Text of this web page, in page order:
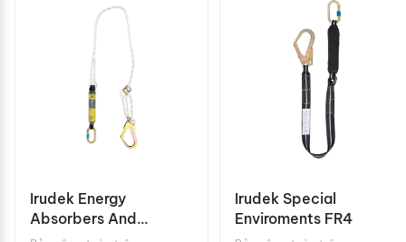
Irudek Energy
Absorbers And
Lanyards/SRL ABE
Irudek Special
Enviroments FR4